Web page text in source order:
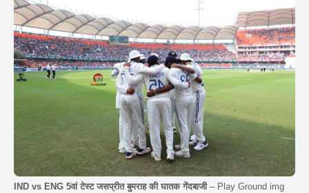
IND vs ENG 5वां टेस्ट जसप्रीत बुमराह की घातक गेंदबाजी– Play Ground img